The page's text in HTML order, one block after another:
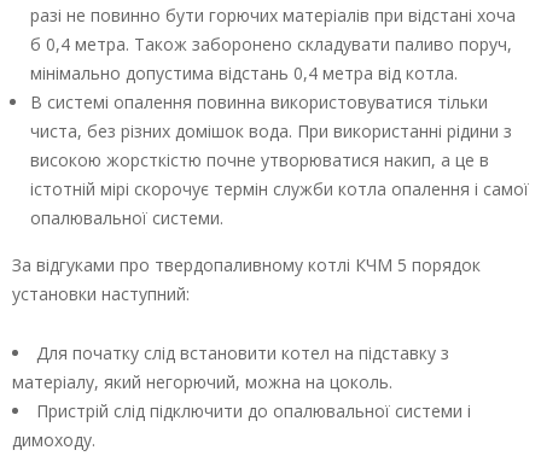
разі не повинно бути горючих матеріалів при відстані хоча
б 0,4 метра. Також заборонено складувати паливо поруч,
мінімально допустима відстань 0,4 метра від котла.
В системі опалення повинна використовуватися тільки
чиста, без різних домішок вода. При використанні рідини з
високою жорсткістю почне утворюватися накип, а це в
істотній мірі скорочує термін служби котла опалення і самої
опалювальної системи.
За відгуками про твердопаливному котлі КЧМ 5 порядок
установки наступний:
Для початку слід встановити котел на підставку з
матеріалу, який негорючий, можна на цоколь.
Пристрій слід підключити до опалювальної системи і
димоходу.